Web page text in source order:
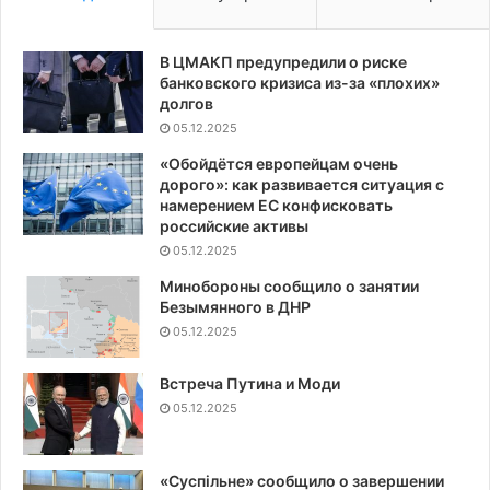
В ЦМАКП предупредили о риске
банковского кризиса из-за «плохих»
долгов
05.12.2025
«Обойдётся европейцам очень
дорого»: как развивается ситуация с
намерением ЕС конфисковать
российские активы
05.12.2025
Минобороны сообщило о занятии
Безымянного в ДНР
05.12.2025
Встреча Путина и Моди
05.12.2025
«Суспiльне» сообщило о завершении